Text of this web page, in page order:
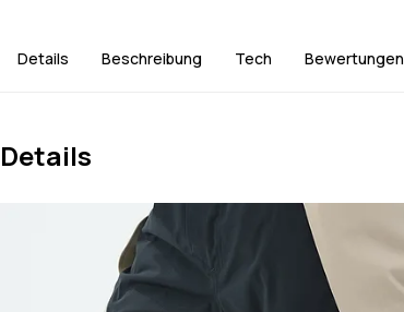
Details Beschreibung Tech Bewertungen
Details